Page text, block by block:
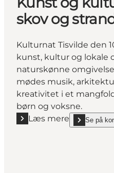
skov og
Kulturnat Tisvilde den
kunst, kultur og lokale
naturskønne
mødes musik,
kreativitet i et
børn og voksne.
Læs mere
Læs mere Se på
show